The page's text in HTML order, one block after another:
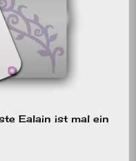
Ealain ist mal ein